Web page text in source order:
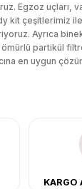
Egzoz uçları,
kit çeşitlerimiz ile
Ayrıca
ömürlü partikül
en uygun
için özel
body kit
seviyeye
ve uzun
yapıyor,KARGO